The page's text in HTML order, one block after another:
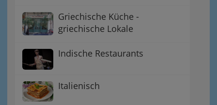
Griechische Küche -
griechische Lokale
Indische Restaurants
Italienisch